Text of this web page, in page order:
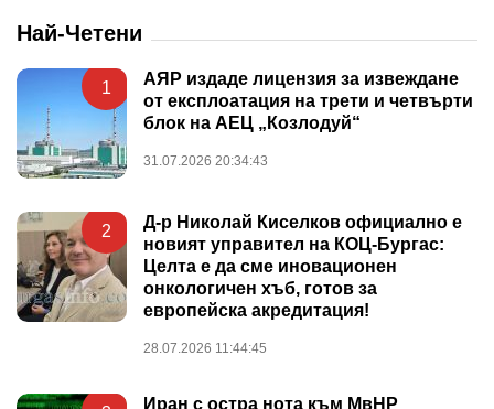
Най-Четени
1
АЯР издаде лицензия за извеждане
от експлоатация на трети и четвърти
блок на АЕЦ „Козлодуй“
31.07.2026 20:34:43
2
Д-р Николай Киселков официално е
новият управител на КОЦ-Бургас:
Целта е да сме иновационен
онкологичен хъб, готов за
европейска акредитация!
28.07.2026 11:44:45
Иран с остра нота към МвНР